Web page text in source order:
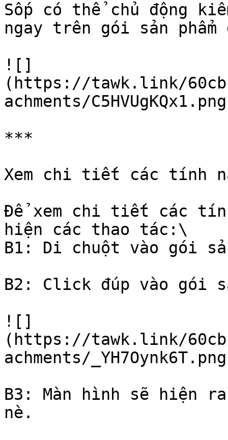
Sốp có thể chủ động
ngay trên gói sản
![]
(https://tawk.link/
achments/
***
Xem chi tiết các tính
Để xem chi tiết các
hiện các thao tác:\
B1: Di chuột vào gói
B2: Click đúp vào gói
![]
(https://tawk.link/
achments/
B3: Màn hình sẽ hiện
nè.